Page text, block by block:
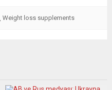
Weight loss supplements